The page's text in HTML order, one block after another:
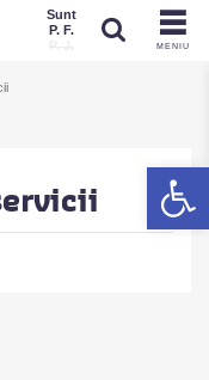
MENIU
Sunt
P. F.